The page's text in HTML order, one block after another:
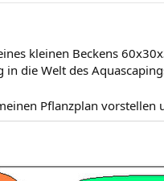
kleinen Beckens
in die Welt des
Pflanzplan vorstellen